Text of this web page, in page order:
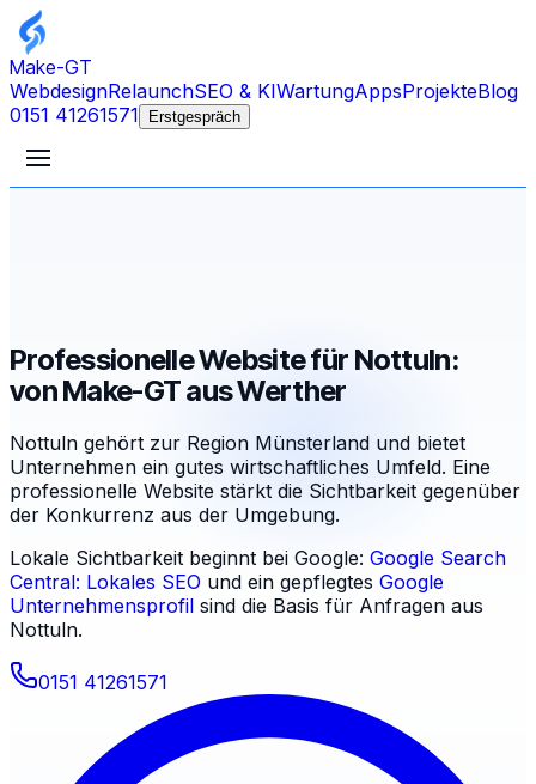
Make-GT
WebdesignRelaunchSEO & KIWartungAppsProjekteBlog
0151 41261571
Erstgespräch
Professionelle Website für Nottuln:
von Make-GT aus Werther
Nottuln gehört zur Region Münsterland und bietet
Unternehmen ein gutes wirtschaftliches Umfeld. Eine
professionelle Website stärkt die Sichtbarkeit gegenüber
der Konkurrenz aus der Umgebung.
Lokale Sichtbarkeit beginnt bei Google: Google Search
Central: Lokales SEO und ein gepflegtes Google
Unternehmensprofil sind die Basis für Anfragen aus
Nottuln.
0151 41261571